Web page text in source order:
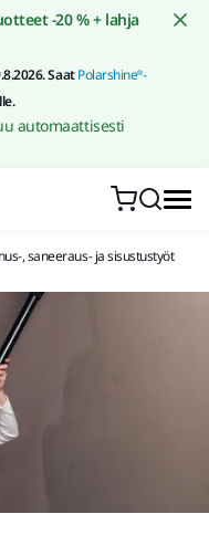
sisältöön-20 % + lahja
SaatPolarshine®-
automaattisesti
, saneeraus- ja sisustustyöt